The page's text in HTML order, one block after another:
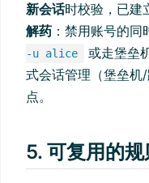
新会话时校验，已建
解药 ：禁用账号的
-u alice
或走堡垒
式会话管理（堡垒机
点。
5. 可复用的规